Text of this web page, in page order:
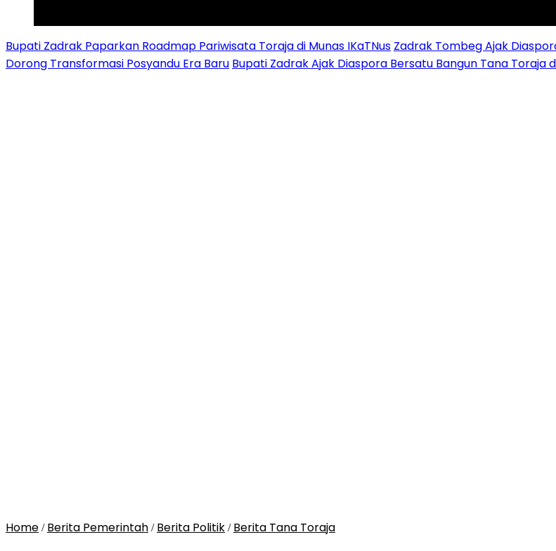
Bupati Zadrak Paparkan Roadmap Pariwisata Toraja di Munas IKaTNus Zadrak Tombeg Ajak
Dorong Transformasi Posyandu Era Baru Bupati Zadrak Ajak Diaspora Bersatu Bangun Tana Toraja
Home / Berita Pemerintah / Berita Politik / Berita Tana Toraja